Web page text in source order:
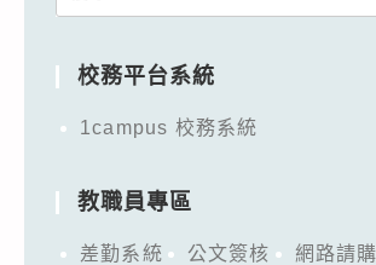
校務平台系統
1campus 校務系統
教職員專區
差勤系統 公文簽核
網路請購